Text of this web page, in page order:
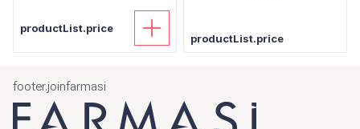
productList.price
productList.price
footer.joinfarmasi